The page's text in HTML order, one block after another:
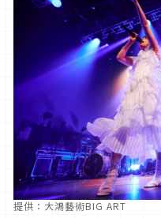
提供：大鴻藝術BIG ART